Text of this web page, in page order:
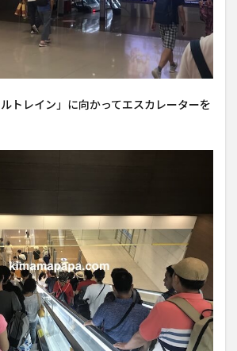
トレイン」に向かってエスカレーターを